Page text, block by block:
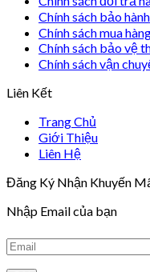
Chính sách bảo hành
Chính sách mua
Chính sách bảo vệ
Chính sách vận
Liên Kết
Trang Chủ
Giới Thiệu
Liên Hệ
Đăng Ký Nhận Khuyến
Nhập Email của bạn